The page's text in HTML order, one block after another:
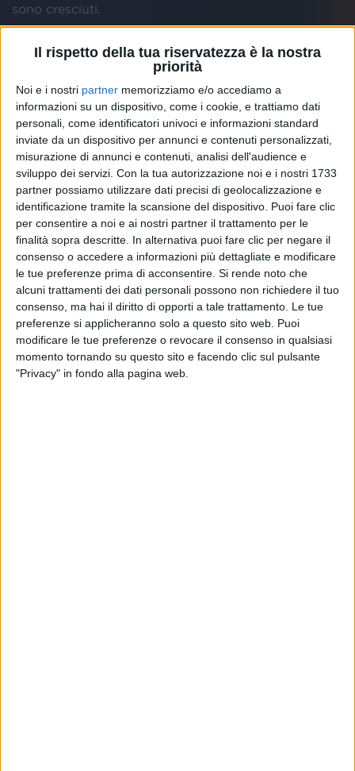
Il rispetto della tua riservatezza è la nostra
priorità
Noi e i nostri partner memorizziamo e/o accediamo a
informazioni su un dispositivo, come i cookie, e trattiamo dati
personali, come identificatori univoci e informazioni standard
inviate da un dispositivo per annunci e contenuti personalizzati,
misurazione di annunci e contenuti, analisi dell'audience e
sviluppo dei servizi. Con la tua autorizzazione noi e i nostri 1733
partner possiamo utilizzare dati precisi di geolocalizzazione e
identificazione tramite la scansione del dispositivo. Puoi fare clic
per consentire a noi e ai nostri partner il trattamento per le
finalità sopra descritte. In alternativa puoi fare clic per negare il
consenso o accedere a informazioni più dettagliate e modificare
le tue preferenze prima di acconsentire. Si rende noto che
alcuni trattamenti dei dati personali possono non richiedere il tuo
consenso, ma hai il diritto di opporti a tale trattamento. Le tue
preferenze si applicheranno solo a questo sito web. Puoi
modificare le tue preferenze o revocare il consenso in qualsiasi
momento tornando su questo sito e facendo clic sul pulsante
"Privacy" in fondo alla pagina web.
sono cresciuti.
Visualizza questo post su Instagram